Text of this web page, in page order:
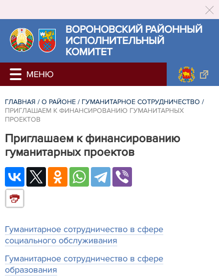
ВОРОНОВСКИЙ РАЙОННЫЙ
ИСПОЛНИТЕЛЬНЫЙ
КОМИТЕТ
ГЛАВНАЯ / О РАЙОНЕ / ГУМАНИТАРНОЕ СОТРУДНИЧЕСТВО /
ПРИГЛАШАЕМ К ФИНАНСИРОВАНИЮ ГУМАНИТАРНЫХ
ПРОЕКТОВ
Приглашаем к финансированию
гуманитарных проектов
Гуманитарное сотрудничество в сфере
социального обслуживания
Гуманитарное сотрудничество в сфере
образования